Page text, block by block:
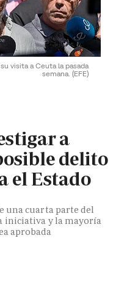
visita a Ceuta la pasada
semana. (EFE)
a
delito
el Estado
una cuarta parte del
iniciativa y la mayoría
aprobada